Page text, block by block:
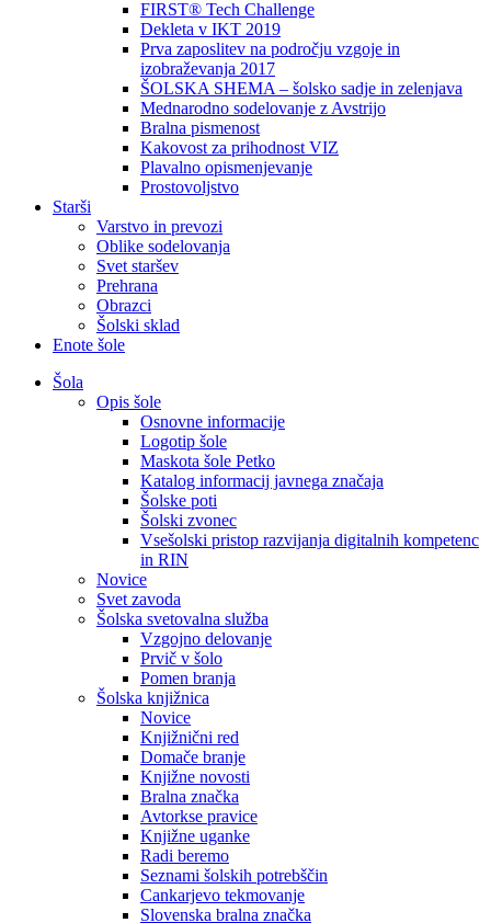
FIRST® Tech Challenge
Dekleta v IKT 2019
Prva zaposlitev na področju vzgoje in
izobraževanja 2017
ŠOLSKA SHEMA – šolsko sadje in zelenjava
Mednarodno sodelovanje z Avstrijo
Bralna pismenost
Kakovost za prihodnost VIZ
Plavalno opismenjevanje
Prostovoljstvo
Starši
Varstvo in prevozi
Oblike sodelovanja
Svet staršev
Prehrana
Obrazci
Šolski sklad
Enote šole
Šola
Opis šole
Osnovne informacije
Logotip šole
Maskota šole Petko
Katalog informacij javnega značaja
Šolske poti
Šolski zvonec
Vsešolski pristop razvijanja digitalnih kompetenc
in RIN
Novice
Svet zavoda
Šolska svetovalna služba
Vzgojno delovanje
Prvič v šolo
Pomen branja
Šolska knjižnica
Novice
Knjižnični red
Domače branje
Knjižne novosti
Bralna značka
Avtorkse pravice
Knjižne uganke
Radi beremo
Seznami šolskih potrebščin
Cankarjevo tekmovanje
Slovenska bralna značka